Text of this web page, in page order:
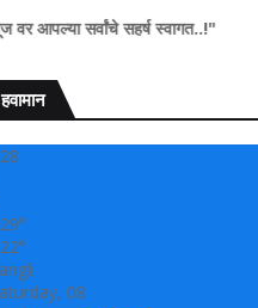
सहर्ष स्वागत..!"
हवामान
28
29°
22°
08